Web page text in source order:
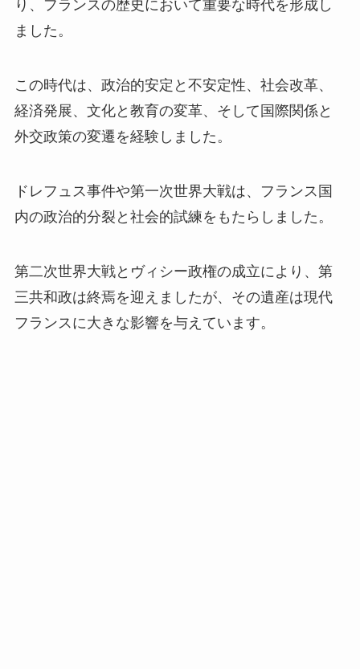
り、フランスの歴史において重要な時代を形成し
ました。
この時代は、政治的安定と不安定性、社会改革、
経済発展、文化と教育の変革、そして国際関係と
外交政策の変遷を経験しました。
ドレフュス事件や第一次世界大戦は、フランス国
内の政治的分裂と社会的試練をもたらしました。
第二次世界大戦とヴィシー政権の成立により、第
三共和政は終焉を迎えましたが、その遺産は現代
フランスに大きな影響を与えています。